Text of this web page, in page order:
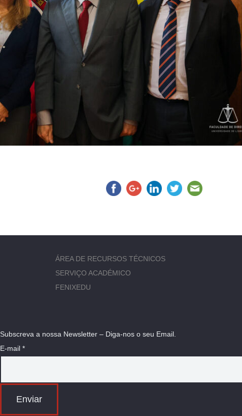
ÁREA DE RECURSOS TÉCNICOS
SERVIÇO ACADÉMICO
FENIXEDU
Subscreva a nossa Newsletter – Diga-nos o seu Email.
E-mail *